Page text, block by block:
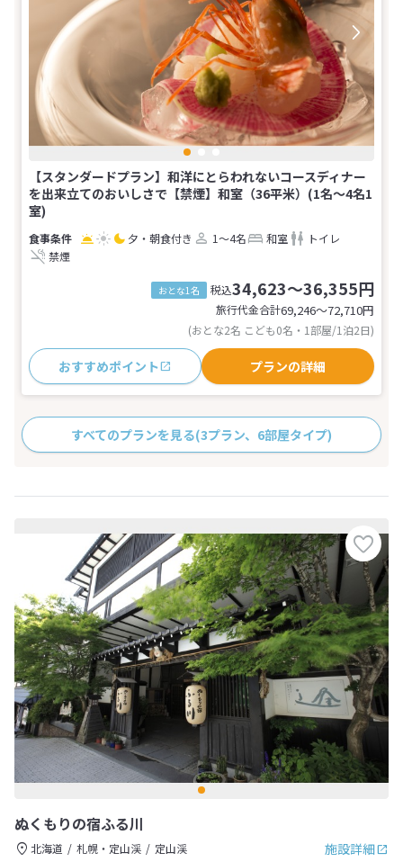
【スタンダードプラン】和洋にとらわれないコースディナー
を出来立てのおいしさで【禁煙】和室（36平米）(1名～4名1
室)
夕・朝食付き 1～4名 和室
トイレ
禁煙
おとな1名 税込34,623～36,355円
旅行代金合計69,246〜72,710円
(おとな2名 こども0名・1部屋/1泊2日)
おすすめポイント プランの詳細
すべてのプランを見る(3プラン、6部屋タイプ)
ぬくもりの宿ふる川
施設詳細
北海道 札幌・定山渓
定山渓